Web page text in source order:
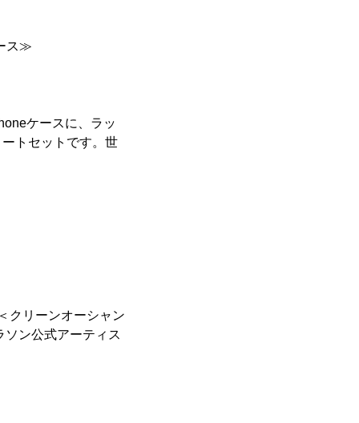
ス≫
ケースに、ラッ
トセットです。世
クリーンオーシャン
ン公式アーティス